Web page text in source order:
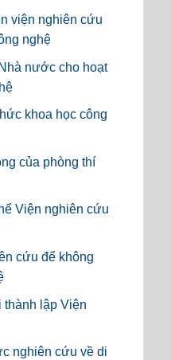
viện nghiên cứu
nghệ
nước cho hoạt
khoa học công
của phòng thí
Viện nghiên cứu
cứu để không
thành lập Viện
nghiên cứu về di